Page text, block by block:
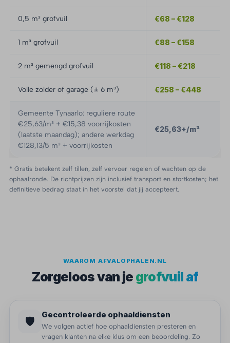
0,5 m³ grofvuil €68 – €128
1 m³ grofvuil €88 – €158
2 m³ gemengd grofvuil €118 – €218
Volle zolder of garage (± 6 m³) €258 – €448
Gemeente Tynaarlo: reguliere route
€25,63/m³ + €15,38 voorrijkosten
(laatste maandag); andere werkdag
€128,13/5 m³ + voorrijkosten
€25,63+/m³
* Gratis betekent zelf tillen, zelf vervoer regelen of wachten op de
ophaalronde. De richtprijzen zijn inclusief transport en stortkosten; het
definitieve bedrag staat in het voorstel dat jij accepteert.
WAAROM AFVALOPHALEN.NL
Zorgeloos van je grofvuil af
🛡️ Gecontroleerde ophaaldiensten
We volgen actief hoe ophaaldiensten presteren en
vragen klanten na elke klus om een beoordeling. Zo